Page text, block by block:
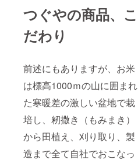
つぐやの商品、こ
だわり
前述にもありますが、お米
は標高1000ｍの山に囲まれ
た寒暖差の激しい盆地で栽
培し、籾撒き（もみまき）
から田植え、刈り取り、製
造まで全て自社でおこなっ